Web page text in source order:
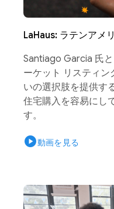
LaHaus: ラテンアメ
Santiago Garcia 氏
ーケット リスティ
いの選択肢を提供す
住宅購入を容易にし
す。
play_circle動画を見る